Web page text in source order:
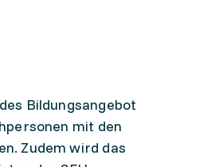
Bildungsangebot
mit den
Zudem wird das